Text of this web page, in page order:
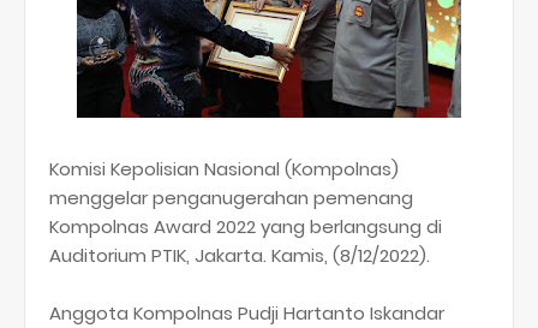
Komisi Kepolisian Nasional (Kompolnas)
menggelar penganugerahan pemenang
Kompolnas Award 2022 yang berlangsung di
Auditorium PTIK, Jakarta. Kamis, (8/12/2022).
Anggota Kompolnas Pudji Hartanto Iskandar